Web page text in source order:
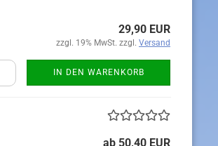
29,90 EUR
zzgl. 19% MwSt. zzgl. Versand
IN DEN WARENKORB
ab 50,40 EUR